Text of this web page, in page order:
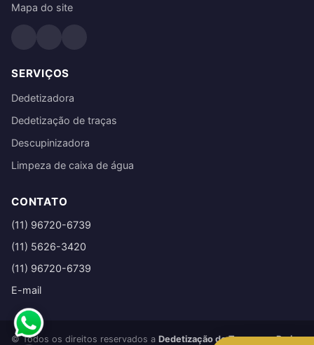
Mapa do site
SERVIÇOS
Dedetizadora
Dedetização de traças
Descupinizadora
Limpeza de caixa de água
CONTATO
(11) 96720-6739
(11) 5626-3420
(11) 96720-6739
E-mail
© Todos os direitos reservados a Dedetização de Traças em Praia